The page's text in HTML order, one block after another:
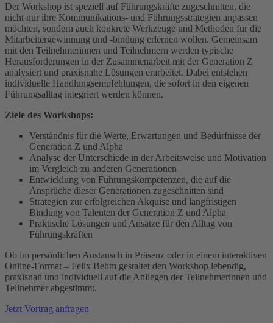
Der Workshop ist speziell auf Führungskräfte zugeschnitten, die
nicht nur ihre Kommunikations- und Führungsstrategien anpassen
möchten, sondern auch konkrete Werkzeuge und Methoden für die
Mitarbeitergewinnung und -bindung erlernen wollen. Gemeinsam
mit den Teilnehmerinnen und Teilnehmern werden typische
Herausforderungen in der Zusammenarbeit mit der Generation Z
analysiert und praxisnahe Lösungen erarbeitet. Dabei entstehen
individuelle Handlungsempfehlungen, die sofort in den eigenen
Führungsalltag integriert werden können.
Ziele des Workshops:
Verständnis für die Werte, Erwartungen und Bedürfnisse der
Generation Z und Alpha
Analyse der Unterschiede in der Arbeitsweise und Motivation
im Vergleich zu anderen Generationen
Entwicklung von Führungskompetenzen, die auf die
Ansprüche dieser Generationen zugeschnitten sind
Strategien zur erfolgreichen Akquise und langfristigen
Bindung von Talenten der Generation Z und Alpha
Praktische Lösungen und Ansätze für den Alltag von
Führungskräften
Ob im persönlichen Austausch in Präsenz oder in einem interaktiven
Online-Format – Felix Behm gestaltet den Workshop lebendig,
praxisnah und individuell auf die Anliegen der Teilnehmerinnen und
Teilnehmer abgestimmt.
Jetzt Vortrag anfragen